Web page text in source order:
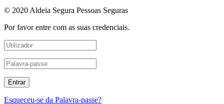
© 2020 Aldeia Segura Pessoas Seguras
Por favor entre com as suas credenciais.
Esqueceu-se da Palavra-passe?